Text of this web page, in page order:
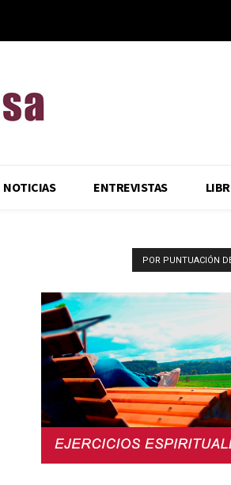
NOTICIAS ENTREVISTAS
POR PUNTUACIÓN